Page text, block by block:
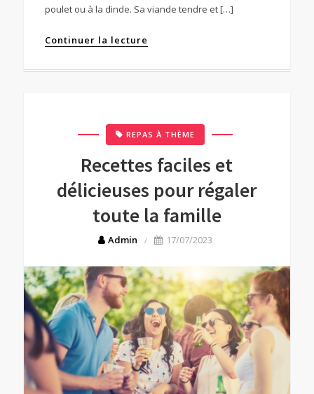
poulet ou à la dinde. Sa viande tendre et […]
Continuer la lecture
REPAS À THÈME
Recettes faciles et
délicieuses pour régaler
toute la famille
Admin 17/07/2023